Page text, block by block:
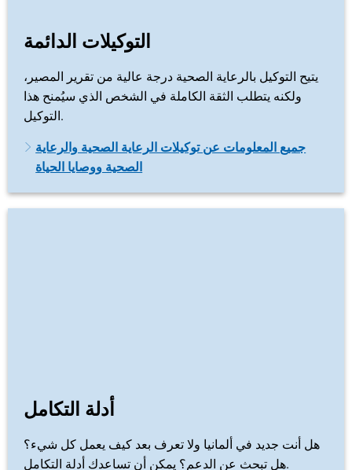
التوكيلات الدائمة
يتيح التوكيل بالرعاية الصحية درجة عالية من تقرير المصير،
ولكنه يتطلب الثقة الكاملة في الشخص الذي سيُمنح هذا
التوكيل.
جميع المعلومات عن توكيلات الرعاية الصحية والرعاية
الصحية ووصايا الحياة
أدلة التكامل
هل أنت جديد في ألمانيا ولا تعرف بعد كيف يعمل كل شيء؟
هل تبحث عن الدعم؟ يمكن أن تساعدك أدلة التكامل.